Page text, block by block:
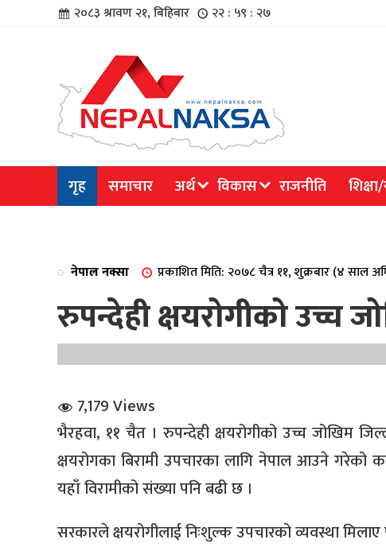
२०८३ श्रावण २१, बिहिबार २२ : ५९ : २७
गृह समाचार अर्थ विकास राजनीति
नेपाल नक्सा प्रकाशित मिति: २०७८ चैत्र ११, शुक्रबार (४ साल
रुपन्देही क्षयरोगीको उच्च
7,179 Views
भैरहवा, ११ चैत । रुपन्देही क्षयरोगीको उच्च जोखिम
क्षयरोगका बिरामी उपचारका लागि नेपाल आउने
यहाँ विरामीको संख्या पनि बढी छ ।
सरकारले क्षयरोगीलाई निःशुल्क उपचारको व्यवस्था